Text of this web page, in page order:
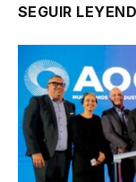
SEGUIR